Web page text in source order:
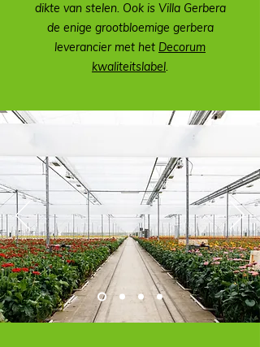
dikte van stelen. Ook is Villa Gerbera
de enige grootbloemige gerbera
leverancier met het Decorum
kwaliteitslabel.